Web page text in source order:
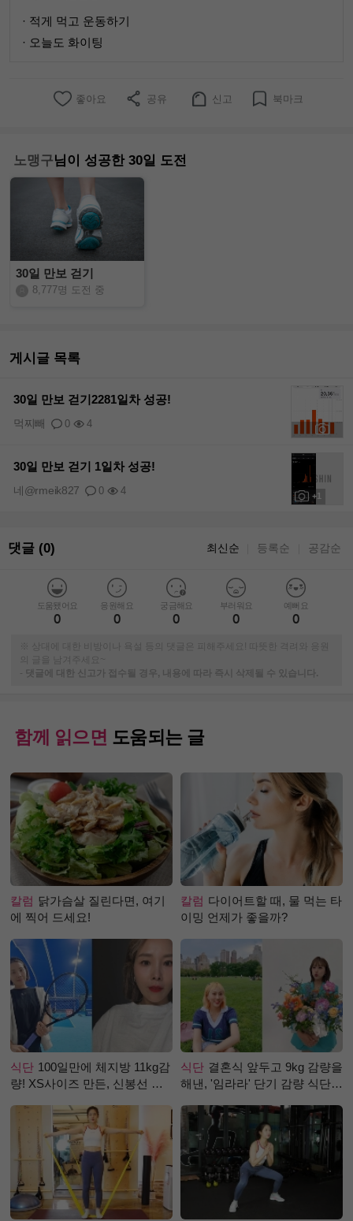
· 적게 먹고 운동하기
· 오늘도 화이팅
좋아요 공유 신고 북마크
노맹구님이 성공한 30일 도전
30일 만보 걷기
8,777명 도전 중
게시글 목록
30일 만보 걷기2281일차 성공!
0 4
먹찌빼
+1
30일 만보 걷기 1일차 성공!
0 4
네@rmeik827
댓글 (0) 최신순 등록순 공감순
도움됐어요
0
응원해요
0
궁금해요
0
부러워요
0
예뻐요
0
※ 상대에 대한 비방이나 욕설 등의 댓글은 피해주세요! 따뜻한 격려와 응원
-
댓글에 대한 신고가 접수될 경우, 내용에 따라 즉시 삭제될 수 있습니다.
함께 읽으면 도움되는 글
칼럼 닭가슴살 질린다면, 여기
에 찍어 드세요!
칼럼 다이어트할 때, 물 먹는 타
이밍 언제가 좋을까?
식단 100일만에 체지방 11kg감
량! XS사이즈 만든, 신봉선 식
식단 결혼식 앞두고 9kg 감량을
해낸, '임라라' 단기 감량 식단